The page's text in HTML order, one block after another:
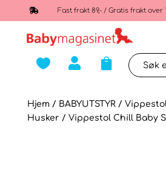
 Fast frakt 89,- / Gratis frakt over
  
Hjem/ BABYUTSTYR/
Husker / Vippestol Chill Baby